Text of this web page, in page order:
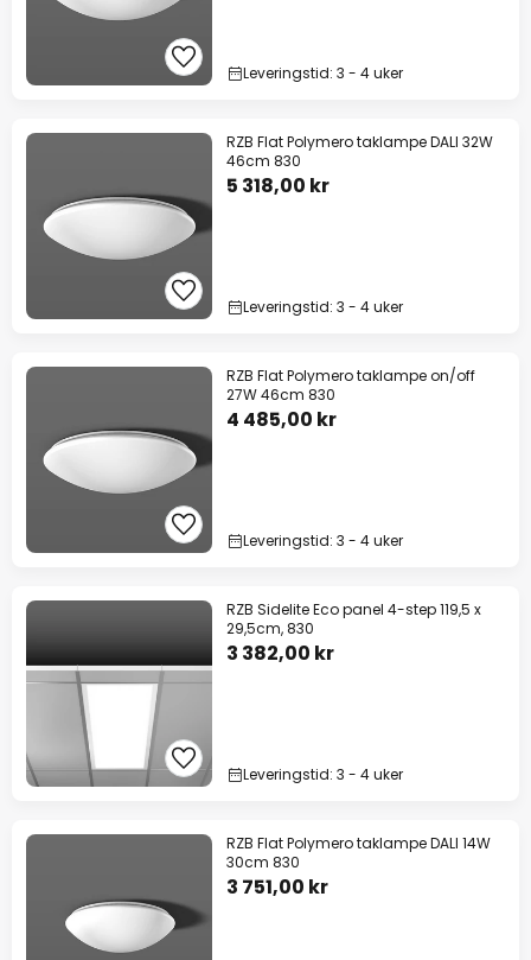
Leveringstid: 3 - 4 uker
RZB Flat Polymero taklampe DALI 32W
46cm 830
5 318,00 kr
Leveringstid: 3 - 4 uker
RZB Flat Polymero taklampe on/off
27W 46cm 830
4 485,00 kr
Leveringstid: 3 - 4 uker
RZB Sidelite Eco panel 4-step 119,5 x
29,5cm, 830
3 382,00 kr
Leveringstid: 3 - 4 uker
RZB Flat Polymero taklampe DALI 14W
30cm 830
3 751,00 kr